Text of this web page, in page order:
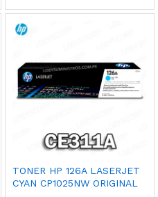
TONER HP 126A LASERJET
CYAN CP1025NW ORIGINAL